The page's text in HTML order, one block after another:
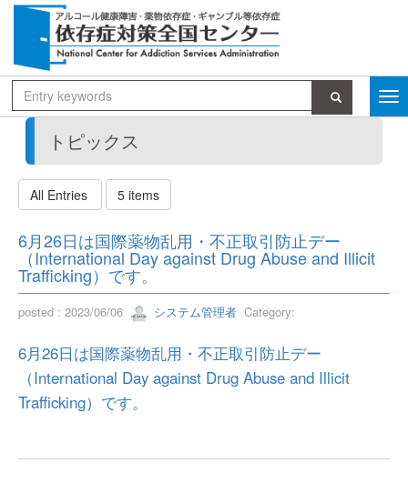
トピックス
All Entries 5 items
6月26日は国際薬物乱用・不正取引防止デー
（International Day against Drug Abuse and Illicit
Trafficking）です。
posted : 2023/06/06 システム管理者 Category:
6月26日は国際薬物乱用・不正取引防止デー
（International Day against Drug Abuse and Illicit
Trafficking）です。